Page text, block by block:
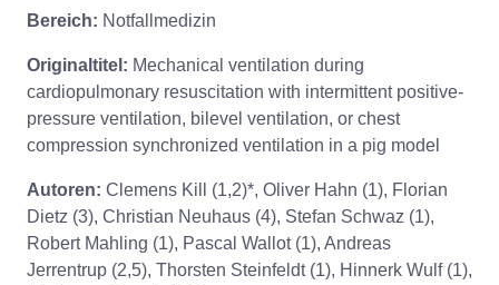
Bereich: Notfallmedizin
Originaltitel: Mechanical ventilation during
cardiopulmonary resuscitation with intermittent positive-
pressure ventilation, bilevel ventilation, or chest
compression synchronized ventilation in a pig model
Autoren: Clemens Kill (1,2)*, Oliver Hahn (1), Florian
Dietz (3), Christian Neuhaus (4), Stefan Schwaz (1),
Robert Mahling (1), Pascal Wallot (1), Andreas
Jerrentrup (2,5), Thorsten Steinfeldt (1), Hinnerk Wulf (1),